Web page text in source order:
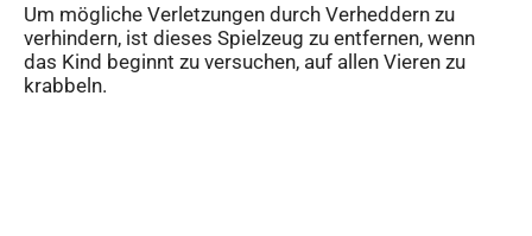
Um mögliche Verletzungen durch Verheddern zu
verhindern, ist dieses Spielzeug zu entfernen, wenn
das Kind beginnt zu versuchen, auf allen Vieren zu
krabbeln.